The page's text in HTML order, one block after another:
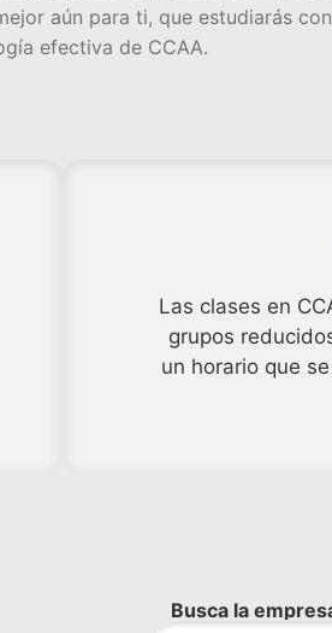
aún para ti, que estudiarás
efectiva de CCAA.
Las clases en
grupos
un horario que
Busca la